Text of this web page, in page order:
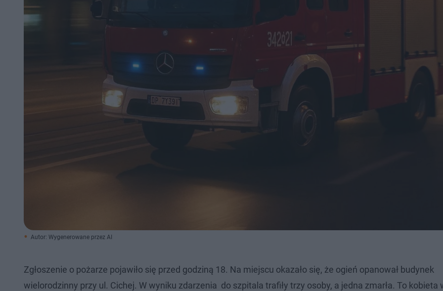
Autor: Wygenerowane przez AI
Zgłoszenie o pożarze pojawiło się przed godziną 18. Na miejscu okazało się, że ogień opanował budynek
wielorodzinny przy ul. Cichej. W wyniku zdarzenia do szpitala trafiły trzy osoby, a jedna zmarła. To kobieta